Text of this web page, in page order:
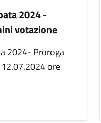
2024 -
votazione
2024- Proroga
ore